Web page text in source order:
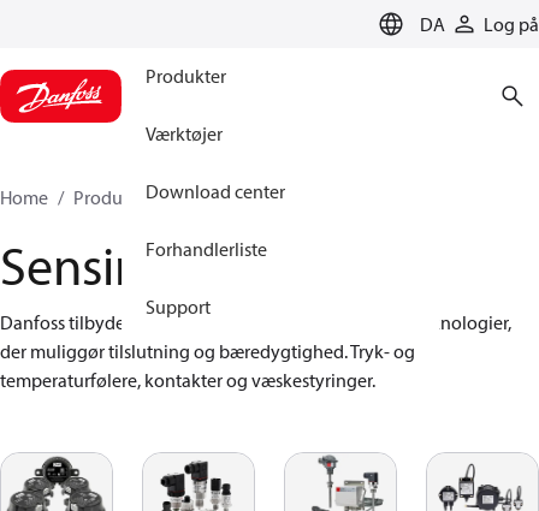
DA Log på
Produkter
Værktøjer
Download center
Forhandlerliste
Support
Home Produkter Sensing solutions
Sensing solutions
Danfoss tilbyder et bredt udvalg af avancerede følerteknologier,
der muliggør tilslutning og bæredygtighed. Tryk- og
temperaturfølere, kontakter og væskestyringer.